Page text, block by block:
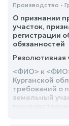
Производство -
О признании
участок,
регистрации
обязанностей
Резолютивная
<ФИО> к
Курганской
требований о
земельный